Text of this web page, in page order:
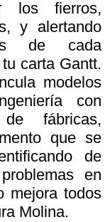
los fierros,
y alertando
de cada
carta Gantt.
modelos
con
fábricas,
que se
de
en
mejora todos
Molina.